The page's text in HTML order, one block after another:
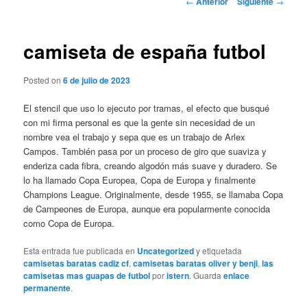
camiseta de españa futbol
Posted on6 de julio de 2023
El stencil que uso lo ejecuto por tramas, el efecto que busqué
con mi firma personal es que la gente sin necesidad de un
nombre vea el trabajo y sepa que es un trabajo de Arlex
Campos. También pasa por un proceso de giro que suaviza y
enderiza cada fibra, creando algodón más suave y duradero. Se
lo ha llamado Copa Europea, Copa de Europa y finalmente
Champions League. Originalmente, desde 1955, se llamaba Copa
de Campeones de Europa, aunque era popularmente conocida
como Copa de Europa.
Esta entrada fue publicada en Uncategorizedy etiquetada
camisetas baratas cadiz cf,camisetas baratas oliver y benji,las
camisetas mas guapas de futbolporistern. Guardaenlace
permanente.